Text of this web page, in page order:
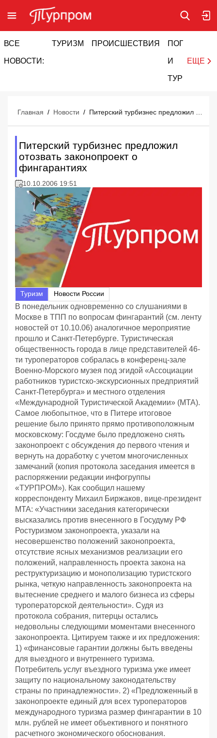
ВСЕ
НОВОСТИ:
ТУРИЗМ ПРОИСШЕСТВИЯ ПОГОДА
И
ТУРИЗМ
ЕЩЕ
Главная / Новости /
Питерский турбизнес предложил
отозвать законопроект о
фингарантиях
10.10.2006 19:51
Туризм Новости России
В понедельник одновременно со слушаниями в
Москве в ТПП по вопросам фингарантий (см. ленту
новостей от 10.10.06) аналогичное мероприятие
прошло и Санкт-Петербурге. Туристическая
общественность города в лице представителей 46-
ти туроператоров собралась в конференц-зале
Военно-Морского музея под эгидой «Ассоциации
работников туристско-экскурсионных предприятий
Санкт-Петербурга» и местного отделения
«Международной Туристической Академии» (МТА).
Самое любопытное, что в Питере итоговое
решение было принято прямо противоположным
московскому: Госдуме было предложено снять
законопроект с обсуждения до первого чтения и
вернуть на доработку с учетом многочисленных
замечаний (копия протокола заседания имеется в
распоряжении редакции инфогруппы
«ТУРПРОМ»). Как сообщил нашему
корреспонденту Михаил Биржаков, вице-президент
МТА: «Участники заседания категорически
высказались против внесенного в Госудуму РФ
Ростуризмом законопроекта, указали на
несовершенство положений законопроекта,
отсутствие ясных механизмов реализации его
положений, направленность проекта закона на
реструктуризацию и монополизацию туристского
рынка, четкую направленность законопроекта на
вытеснение среднего и малого бизнеса из сферы
туроператорской деятельности». Судя из
протокола собрания, питерцы остались
недовольны следующими моментами внесенного
законопроекта. Цитируем также и их предложения:
1) «финансовые гарантии должны быть введены
для выездного и внутреннего туризма.
Потребитель услуг въездного туризма уже имеет
защиту по национальному законодательству
страны по принадлежности». 2) «Предложенный в
законопроекте единый для всех туроператоров
международного туризма размер фингарантии в 10
млн. рублей не имеет объективного и понятного
расчетного экономического обоснования.